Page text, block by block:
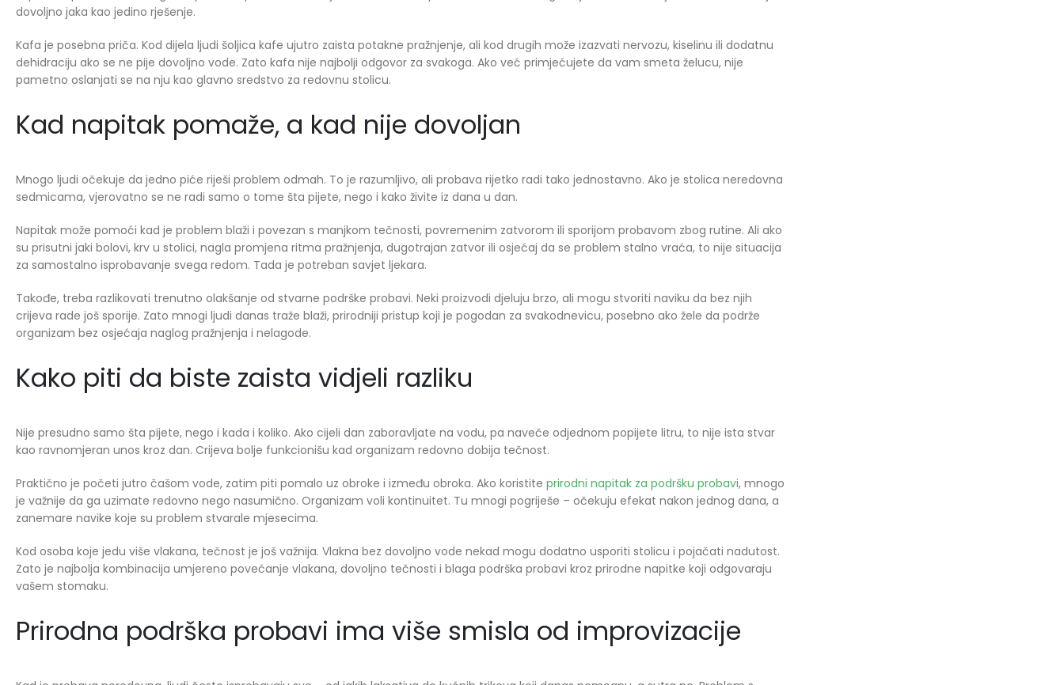
dovoljno jaka kao jedino rješenje.
Kafa je posebna priča. Kod dijela ljudi šoljica kafe ujutro zaista potakne pražnjenje, ali kod drugih može izazvati nervozu, kiselinu ili dodatnu
dehidraciju ako se ne pije dovoljno vode. Zato kafa nije najbolji odgovor za svakoga. Ako već primjećujete da vam smeta želucu, nije
pametno oslanjati se na nju kao glavno sredstvo za redovnu stolicu.
Kad napitak pomaže, a kad nije dovoljan
Mnogo ljudi očekuje da jedno piće riješi problem odmah. To je razumljivo, ali probava rijetko radi tako jednostavno. Ako je stolica neredovna
sedmicama, vjerovatno se ne radi samo o tome šta pijete, nego i kako živite iz dana u dan.
Napitak može pomoći kad je problem blaži i povezan s manjkom tečnosti, povremenim zatvorom ili sporijom probavom zbog rutine. Ali ako
su prisutni jaki bolovi, krv u stolici, nagla promjena ritma pražnjenja, dugotrajan zatvor ili osjećaj da se problem stalno vraća, to nije situacija
za samostalno isprobavanje svega redom. Tada je potreban savjet ljekara.
Takođe, treba razlikovati trenutno olakšanje od stvarne podrške probavi. Neki proizvodi djeluju brzo, ali mogu stvoriti naviku da bez njih
crijeva rade još sporije. Zato mnogi ljudi danas traže blaži, prirodniji pristup koji je pogodan za svakodnevicu, posebno ako žele da podrže
organizam bez osjećaja naglog pražnjenja i nelagode.
Kako piti da biste zaista vidjeli razliku
Nije presudno samo šta pijete, nego i kada i koliko. Ako cijeli dan zaboravljate na vodu, pa naveče odjednom popijete litru, to nije ista stvar
kao ravnomjeran unos kroz dan. Crijeva bolje funkcionišu kad organizam redovno dobija tečnost.
Praktično je početi jutro čašom vode, zatim piti pomalo uz obroke i između obroka. Ako koristite prirodni napitak za podršku probavi, mnogo
je važnije da ga uzimate redovno nego nasumično. Organizam voli kontinuitet. Tu mnogi pogriješe – očekuju efekat nakon jednog dana, a
zanemare navike koje su problem stvarale mjesecima.
Kod osoba koje jedu više vlakana, tečnost je još važnija. Vlakna bez dovoljno vode nekad mogu dodatno usporiti stolicu i pojačati nadutost.
Zato je najbolja kombinacija umjereno povećanje vlakana, dovoljno tečnosti i blaga podrška probavi kroz prirodne napitke koji odgovaraju
vašem stomaku.
Prirodna podrška probavi ima više smisla od improvizacije